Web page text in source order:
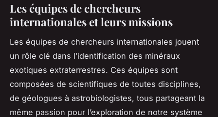
Les équipes de chercheurs
internationales et leurs missions
Les équipes de chercheurs internationales jouent
un rôle clé dans l’identification des minéraux
exotiques extraterrestres. Ces équipes sont
composées de scientifiques de toutes disciplines,
de géologues à astrobiologistes, tous partageant la
même passion pour l’exploration de notre système